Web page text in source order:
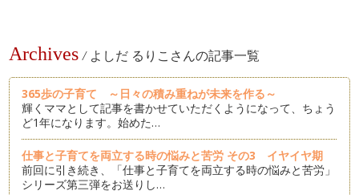
Archives / よしだ るりこさんの記事一覧
365歩の子育て ～日々の積み重ねが未来を作る～
輝くママとして記事を書かせていただくようになって、ちょう
ど1年になります。始めた…
仕事と子育てを両立する時の悩みと苦労 その3 イヤイヤ期
前回に引き続き、「仕事と子育てを両立する時の悩みと苦労」
シリーズ第三弾をお送りし…